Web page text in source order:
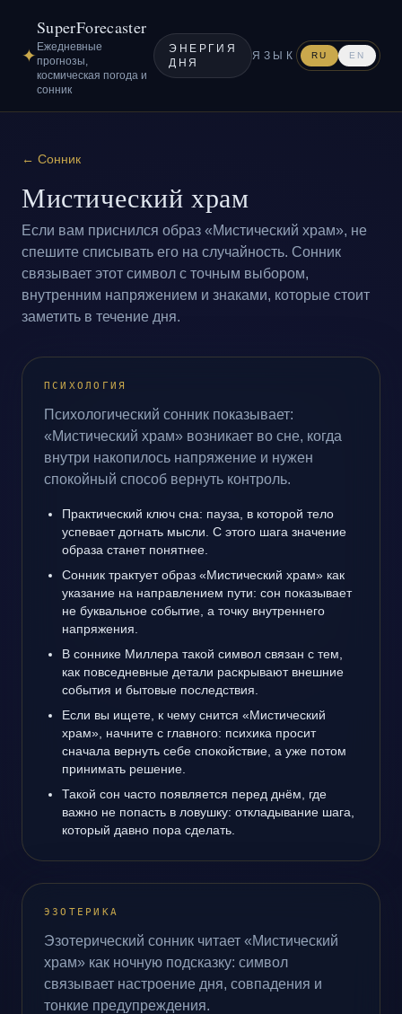
✦
SuperForecaster
Ежедневные
прогнозы,
космическая погода и
сонник
ЭНЕРГИЯ
ДНЯ
ЯЗЫК RU EN
← Сонник
Мистический храм
Если вам приснился образ «Мистический храм», не
спешите списывать его на случайность. Сонник
связывает этот символ с точным выбором,
внутренним напряжением и знаками, которые стоит
заметить в течение дня.
ПСИХОЛОГИЯ
Психологический сонник показывает:
«Мистический храм» возникает во сне, когда
внутри накопилось напряжение и нужен
спокойный способ вернуть контроль.
Практический ключ сна: пауза, в которой тело
успевает догнать мысли. С этого шага значение
образа станет понятнее.
Сонник трактует образ «Мистический храм» как
указание на направлением пути: сон показывает
не буквальное событие, а точку внутреннего
напряжения.
В соннике Миллера такой символ связан с тем,
как повседневные детали раскрывают внешние
события и бытовые последствия.
Если вы ищете, к чему снится «Мистический
храм», начните с главного: психика просит
сначала вернуть себе спокойствие, а уже потом
принимать решение.
Такой сон часто появляется перед днём, где
важно не попасть в ловушку: откладывание шага,
который давно пора сделать.
ЭЗОТЕРИКА
Эзотерический сонник читает «Мистический
храм» как ночную подсказку: символ
связывает настроение дня, совпадения и
тонкие предупреждения.